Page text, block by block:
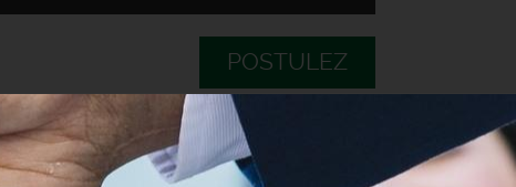
POSTULEZ